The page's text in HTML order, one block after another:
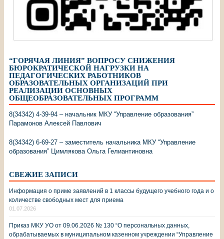
“ГОРЯЧАЯ ЛИНИЯ” ВОПРОСУ СНИЖЕНИЯ
БЮРОКРАТИЧЕСКОЙ НАГРУЗКИ НА
ПЕДАГОГИЧЕСКИХ РАБОТНИКОВ
ОБРАЗОВАТЕЛЬНЫХ ОРГАНИЗАЦИЙ ПРИ
РЕАЛИЗАЦИИ ОСНОВНЫХ
ОБЩЕОБРАЗОВАТЕЛЬНЫХ ПРОГРАММ
8(34342) 4-39-94 – начальник МКУ “Управление образования”
Парамонов Алексей Павлович
8(34342) 6-69-27 – заместитель начальника МКУ “Управление
образования” Цимлякова Ольга Гелиантиновна
СВЕЖИЕ ЗАПИСИ
Информация о приме заявлений в 1 классы будущего учебного года и о
количестве свободных мест для приема
01.07.2026
Приказ МКУ УО от 09.06.2026 № 130 “О персональных данных,
обрабатываемых в муниципальном казенном учреждении “Управление